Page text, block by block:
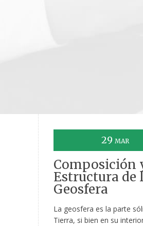
29 MAR
Composición
Estructura de
Geosfera
La geosfera es la parte
Tierra, si bien en su